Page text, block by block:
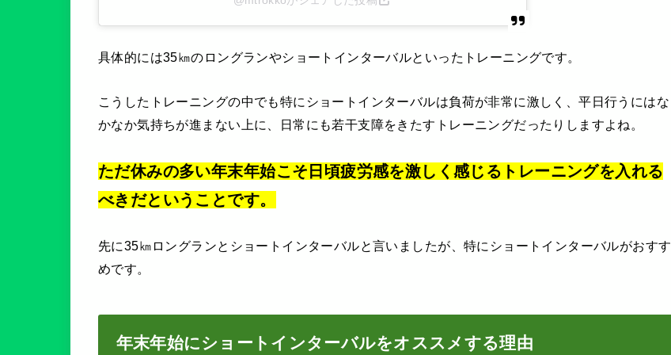
具体的には35㎞のロングランやショートインターバルといったトレーニングです。
こうしたトレーニングの中でも特にショートインターバルは負荷が非常に激しく、平日行うにはな
かなか気持ちが進まない上に、日常にも若干支障をきたすトレーニングだったりしますよね。
ただ休みの多い年末年始こそ日頃疲労感を激しく感じるトレーニングを入れる
べきだということです。
先に35㎞ロングランとショートインターバルと言いましたが、特にショートインターバルがおすす
めです。
年末年始にショートインターバルをオススメする理由